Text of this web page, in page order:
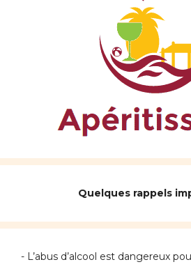
Quelques rappels
- L’abus d’alcool est dangereux